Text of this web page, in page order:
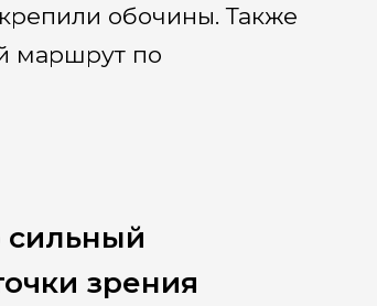
обочины. Также
маршрут по
сильный
зрения